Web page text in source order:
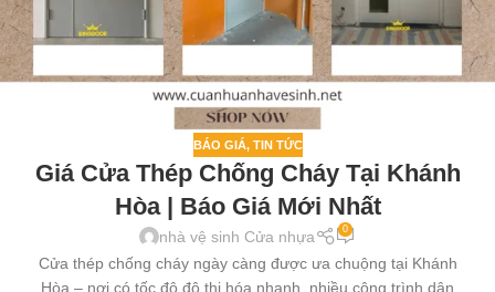
BÁO GIÁ, TIN TỨC
Giá Cửa Thép Chống Cháy Tại Khánh
Hòa | Báo Giá Mới Nhất
nhà vệ sinh Cửa nhựa 0
Cửa thép chống cháy ngày càng được ưa chuộng tại Khánh
Hòa – nơi có tốc độ đô thị hóa nhanh, nhiều công trình dân